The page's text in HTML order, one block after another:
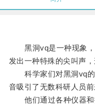
黑洞vq是一种现象，
发出一种特殊的尖叫声，
科学家们对黑洞vq的
音吸引了无数科研人员前
他们通过各种仪器和